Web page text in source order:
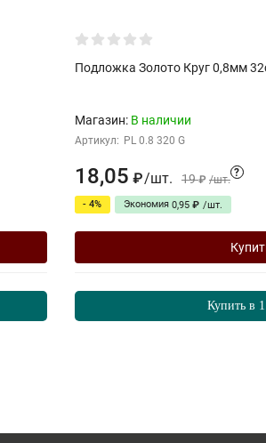
Подложка Золото Круг 0,8мм
Магазин: В наличии
Артикул: PL 0.8 320 G
18,05 ₽/шт. 19 ₽ /шт.
?
- 4% Экономия 0,95 ₽ /шт.
Купить в